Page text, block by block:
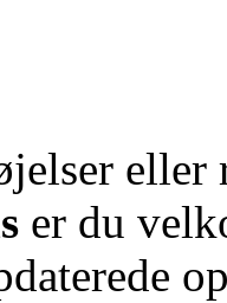
eller
er du